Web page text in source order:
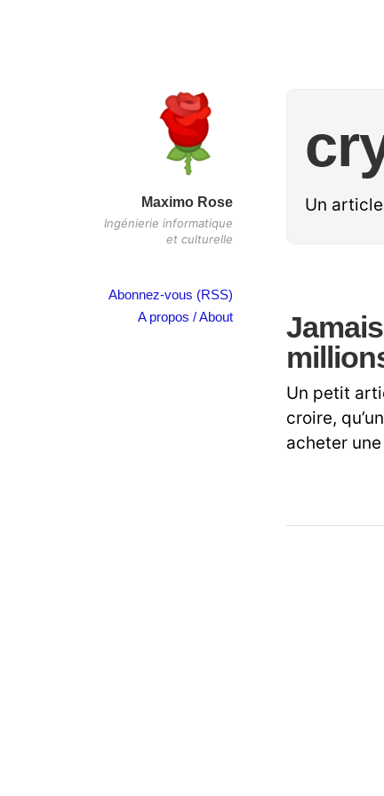
Maximo Rose
Ingénierie informatique
et culturelle
Abonnez-vous (RSS)
A propos / About
Un
Un petit
croire,
acheter